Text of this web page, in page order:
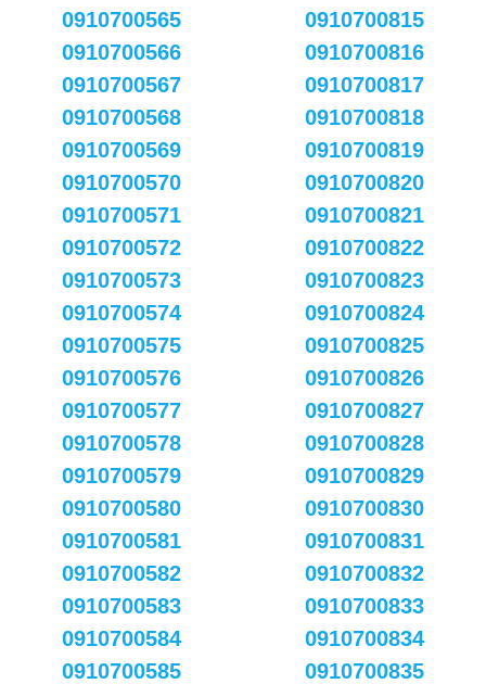
0910700565
0910700566
0910700567
0910700568
0910700569
0910700570
0910700571
0910700572
0910700573
0910700574
0910700575
0910700576
0910700577
0910700578
0910700579
0910700580
0910700581
0910700582
0910700583
0910700584
0910700585
0910700815
0910700816
0910700817
0910700818
0910700819
0910700820
0910700821
0910700822
0910700823
0910700824
0910700825
0910700826
0910700827
0910700828
0910700829
0910700830
0910700831
0910700832
0910700833
0910700834
0910700835